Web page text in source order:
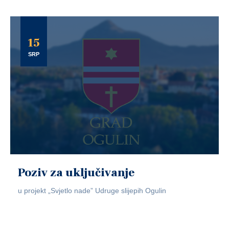
15
SRP
Poziv za uključivanje
u projekt „Svjetlo nade” Udruge slijepih Ogulin